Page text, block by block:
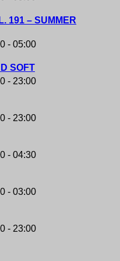
191 – SUMMER
- 05:00
SOFT
- 23:00
- 23:00
- 04:30
- 03:00
- 23:00